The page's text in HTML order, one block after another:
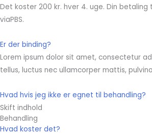
Det koster 200 kr. hver 4. uge. Din
viaPBS.
Er der binding?
Lorem ipsum dolor sit amet, consectetur
tellus, luctus nec ullamcorper mattis,
Hvad hvis jeg ikke er egnet til behandling?
Skift indhold
Behandling
Hvad koster det?